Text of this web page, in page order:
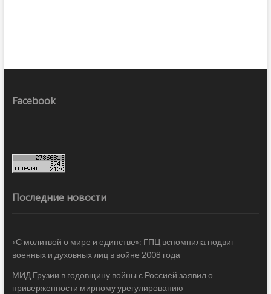
Facebook
Последние новости
«С молитвой о мире и единстве»: ГПЦ вспомнила подвиг
военных и духовных лиц в войне 2008 года
МИД Грузии в годовщину войны с Россией заявил о
приверженности мирному урегулированию